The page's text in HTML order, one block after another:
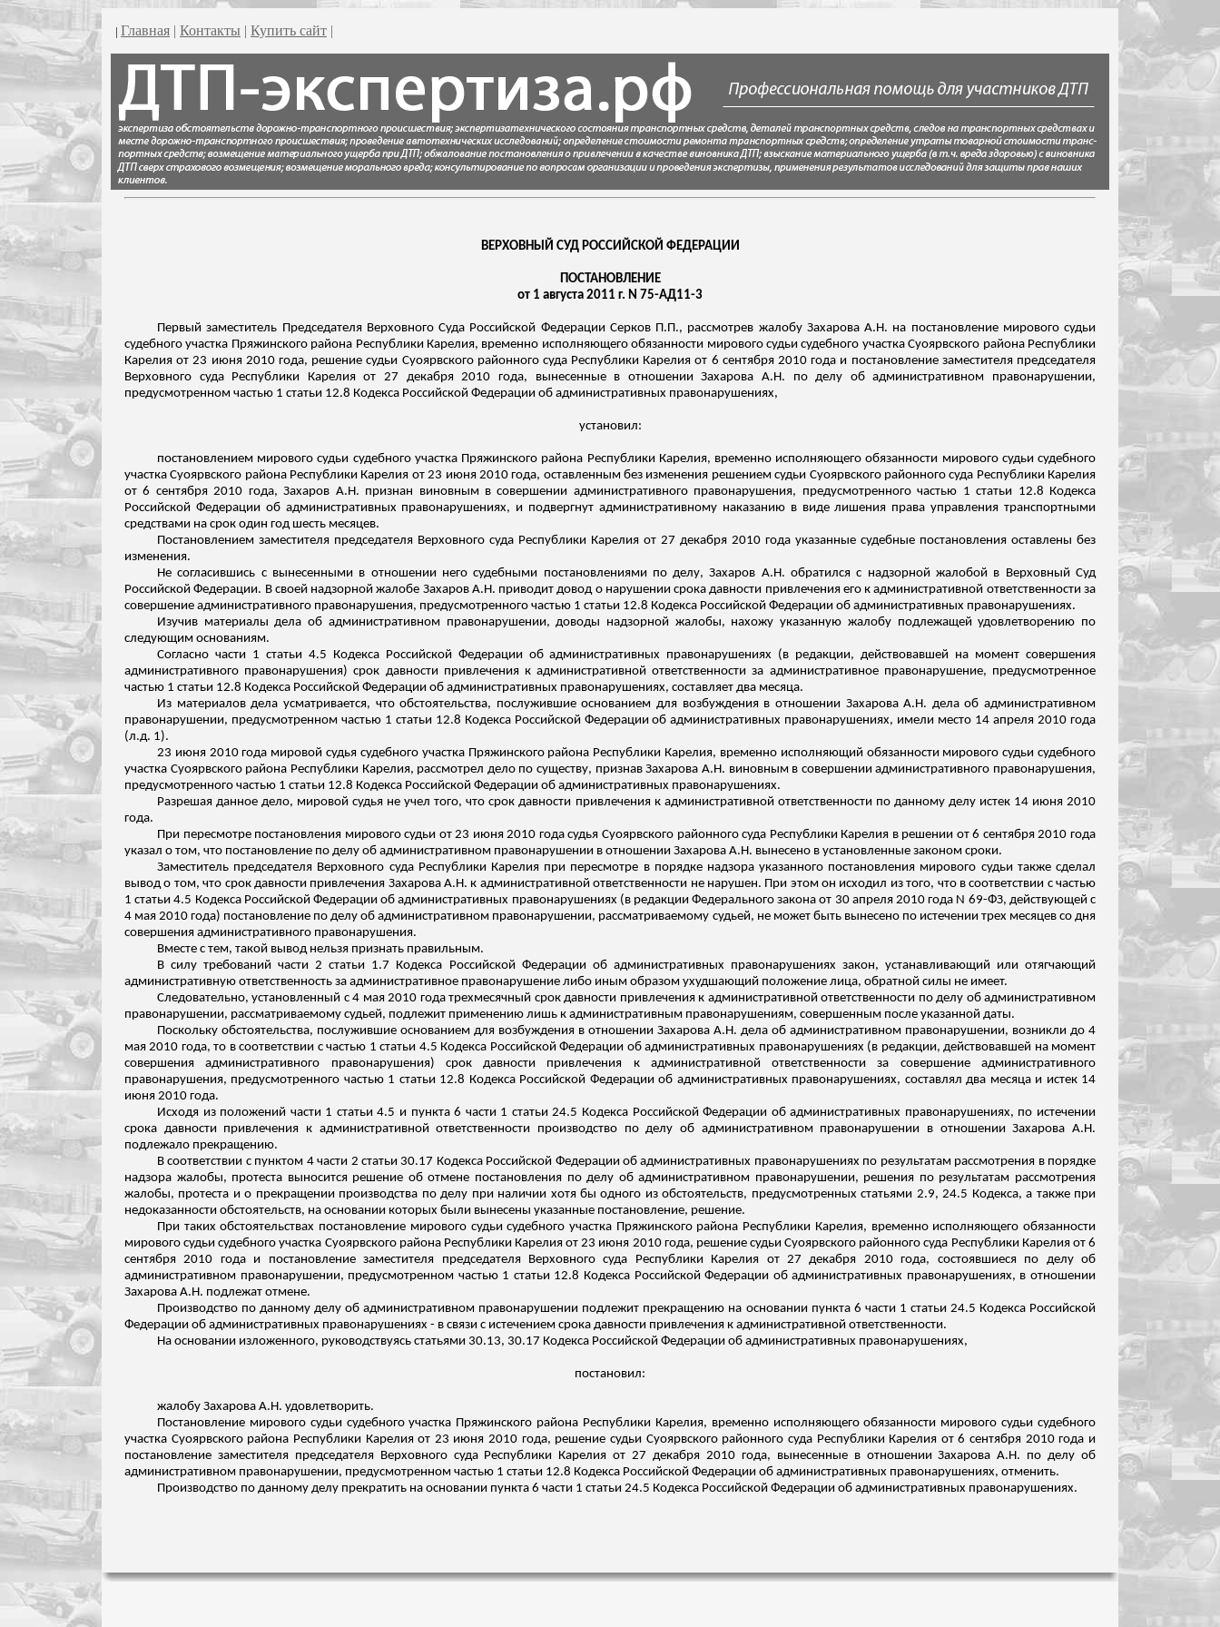
| Главная | Контакты | Купить сайт |
ВЕРХОВНЫЙ СУД РОССИЙСКОЙ ФЕДЕРАЦИИ
ПОСТАНОВЛЕНИЕ
от 1 августа 2011 г. N 75-АД11-3
Первый заместитель Председателя Верховного Суда Российской Федерации Серков П.П., рассмотрев жалобу Захарова А.Н. на постановление мирового судьи
судебного участка Пряжинскогорайона Республики Карелия, временно исполняющего обязанности мирового судьи судебного участкаСуоярвского района Республики
Карелия от 23 июня 2010 года, решение судьи Суоярвскогорайонного суда Республики Карелия от 6 сентября 2010 года и постановление заместителя председателя
Верховного суда Республики Карелия от 27 декабря 2010 года, вынесенные в отношении Захарова А.Н. по делу об административном правонарушении,
предусмотренном частью 1 статьи 12.8 Кодекса Российской Федерации об административных правонарушениях,
установил:
постановлением мирового судьи судебного участка Пряжинского района Республики Карелия, временно исполняющего обязанности мирового судьи судебного
участкаСуоярвского района Республики Карелия от 23 июня 2010 года, оставленным без изменения решением судьи Суоярвскогорайонного суда Республики Карелия
от 6 сентября 2010 года, Захаров А.Н. признан виновным в совершении административного правонарушения, предусмотренного частью 1 статьи 12.8 Кодекса
Российской Федерации об административных правонарушениях, и подвергнут административному наказанию в виде лишения права управления транспортными
средствами на срок один год шесть месяцев.
Постановлением заместителя председателя Верховного суда Республики Карелия от 27 декабря 2010 года указанные судебные постановления оставлены без
изменения.
Не согласившись с вынесенными в отношении него судебными постановлениями по делу, Захаров А.Н. обратился с надзорной жалобой в Верховный Суд
Российской Федерации. В своей надзорной жалобе Захаров А.Н. приводит довод о нарушении срока давности привлечения его к административной ответственности за
совершение административного правонарушения, предусмотренного частью 1 статьи 12.8 Кодекса Российской Федерации об административных правонарушениях.
Изучив материалы дела об административном правонарушении, доводы надзорной жалобы, нахожу указанную жалобу подлежащей удовлетворению по
следующим основаниям.
Согласно части 1 статьи 4.5 Кодекса Российской Федерации об административных правонарушениях (в редакции, действовавшей на момент совершения
административного правонарушения) срок давности привлечения к административной ответственности за административное правонарушение, предусмотренное
частью 1 статьи 12.8 Кодекса Российской Федерации об административных правонарушениях, составляет два месяца.
Из материалов дела усматривается, что обстоятельства, послужившие основанием для возбуждения в отношении Захарова А.Н. дела об административном
правонарушении, предусмотренном частью 1 статьи 12.8 Кодекса Российской Федерации об административных правонарушениях, имели место 14 апреля 2010 года
(л.д. 1).
23 июня 2010 года мировой судья судебного участка Пряжинскогорайона Республики Карелия, временно исполняющий обязанности мирового судьи судебного
участка Суоярвскогорайона Республики Карелия, рассмотрел дело по существу, признав Захарова А.Н. виновным в совершении административного правонарушения,
предусмотренного частью 1 статьи 12.8 Кодекса Российской Федерации об административных правонарушениях.
Разрешая данное дело, мировой судья не учел того, что срок давности привлечения к административной ответственности по данному делу истек 14 июня 2010
года.
При пересмотре постановления мирового судьи от 23 июня 2010 года судья Суоярвского районного суда Республики Карелия в решении от 6 сентября 2010 года
указал о том, что постановление по делу об административном правонарушении в отношении Захарова А.Н. вынесено в установленные законом сроки.
Заместитель председателя Верховного суда Республики Карелия при пересмотре в порядке надзора указанного постановления мирового судьи также сделал
вывод о том, что срок давности привлечения Захарова А.Н. к административной ответственности не нарушен. При этом он исходил из того, что в соответствии с частью
1 статьи 4.5 Кодекса Российской Федерации об административных правонарушениях (в редакции Федерального закона от 30 апреля 2010 года N 69-ФЗ, действующей с
4 мая 2010 года) постановление по делу об административном правонарушении, рассматриваемому судьей, не может быть вынесено по истечении трех месяцев со дня
совершения административного правонарушения.
Вместе с тем, такой вывод нельзя признать правильным.
В силу требований части 2 статьи 1.7 Кодекса Российской Федерации об административных правонарушениях закон, устанавливающий или отягчающий
административную ответственность за административное правонарушение либо иным образом ухудшающий положение лица, обратной силы не имеет.
Следовательно, установленный с 4 мая 2010 года трехмесячный срок давности привлечения к административной ответственности по делу об административном
правонарушении, рассматриваемому судьей, подлежит применению лишь к административным правонарушениям, совершенным после указанной даты.
Поскольку обстоятельства, послужившие основанием для возбуждения в отношении Захарова А.Н. дела об административном правонарушении, возникли до 4
мая 2010 года, то в соответствии с частью 1 статьи 4.5 Кодекса Российской Федерации об административных правонарушениях (в редакции, действовавшей на момент
совершения административного правонарушения) срок давности привлечения к административной ответственности за совершение административного
правонарушения, предусмотренного частью 1 статьи 12.8 Кодекса Российской Федерации об административных правонарушениях, составлял два месяца и истек 14
июня 2010 года.
Исходя из положений части 1 статьи 4.5 и пункта 6 части 1 статьи 24.5 Кодекса Российской Федерации об административных правонарушениях, по истечении
срока давности привлечения к административной ответственности производство по делу об административном правонарушении в отношении Захарова А.Н.
подлежало прекращению.
В соответствии с пунктом 4 части 2 статьи 30.17 Кодекса Российской Федерации об административных правонарушениях по результатам рассмотрения в порядке
надзора жалобы, протеста выносится решение об отмене постановления по делу об административном правонарушении, решения по результатам рассмотрения
жалобы, протеста и о прекращении производства по делу при наличии хотя бы одного из обстоятельств, предусмотренных статьями 2.9, 24.5 Кодекса, а также при
недоказанности обстоятельств, на основании которых были вынесены указанные постановление, решение.
При таких обстоятельствах постановление мирового судьи судебного участка Пряжинскогорайона Республики Карелия, временно исполняющего обязанности
мирового судьи судебного участка Суоярвскогорайона Республики Карелия от 23 июня 2010 года, решение судьиСуоярвского районного суда Республики Карелия от 6
сентября 2010 года и постановление заместителя председателя Верховного суда Республики Карелия от 27 декабря 2010 года, состоявшиеся по делу об
административном правонарушении, предусмотренном частью 1 статьи 12.8 Кодекса Российской Федерации об административных правонарушениях, в отношении
Захарова А.Н. подлежат отмене.
Производство по данному делу об административном правонарушении подлежит прекращению на основании пункта 6 части 1 статьи 24.5 Кодекса Российской
Федерации об административных правонарушениях - в связи с истечением срока давности привлечения к административной ответственности.
На основании изложенного, руководствуясь статьями 30.13, 30.17 Кодекса Российской Федерации об административных правонарушениях,
постановил:
жалобу Захарова А.Н. удовлетворить.
Постановление мирового судьи судебного участка Пряжинского района Республики Карелия, временно исполняющего обязанности мирового судьи судебного
участка Суоярвскогорайона Республики Карелия от 23 июня 2010 года, решение судьи Суоярвскогорайонного суда Республики Карелия от 6 сентября 2010 года и
постановление заместителя председателя Верховного суда Республики Карелия от 27 декабря 2010 года, вынесенные в отношении Захарова А.Н. по делу об
административном правонарушении, предусмотренном частью 1 статьи 12.8 Кодекса Российской Федерации об административных правонарушениях, отменить.
Производство по данному делу прекратить на основании пункта 6 части 1 статьи 24.5 Кодекса Российской Федерации об административных правонарушениях.